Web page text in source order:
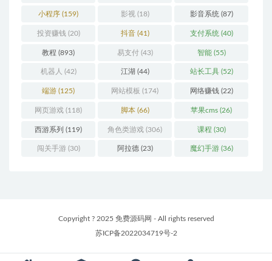
小程序 (159) 影视(18) 影音系统 (87)
投资赚钱 (20) 抖音(41) 支付系统 (40)
教程 (893) 易支付(43) 智能(55)
机器人 (42) 江湖 (44) 站长工具(52)
端游 (125) 网站模板 (174) 网络赚钱(22)
网页游戏 (118) 脚本(66) 苹果cms (26)
西游系列 (119) 角色类游戏 (306) 课程 (30)
闯关手游(30) 阿拉德(23) 魔幻手游(36)
Copyright ? 2025 免费源码网 - All rights reserved
苏ICP备2022034719号-2